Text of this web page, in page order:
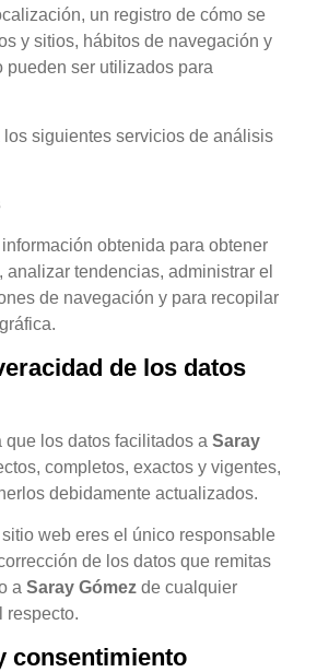
un registro de cómo se
y sitios, hábitos de navegación y
pueden ser utilizados para
siguientes servicios de análisis
obtenida para obtener
analizar tendencias, administrar el
de navegación y para recopilar
de los datos
que los datos facilitados a Saray
completos, exactos y vigentes,
debidamente actualizados.
web eres el único responsable
de los datos que remitas
a Saray Gómez de cualquier
respecto.
consentimiento